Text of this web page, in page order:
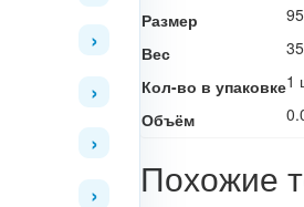
Размер
Вес
Кол-во в упаковке1
Объём
Похожие